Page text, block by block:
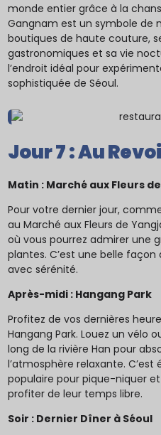
monde entier grâce à la
Gangnam est un symbole de
boutiques de haute couture,
gastronomiques et sa vie
l’endroit idéal pour
sophistiquée de Séoul.
Jour 7 : Au
Matin : Marché aux Fleurs
Pour votre dernier jour,
au Marché aux Fleurs de
où vous pourrez admirer une
plantes. C’est une belle
avec sérénité.
Après-midi : Hangang Park
Profitez de vos dernières
Hangang Park. Louez un vélo
long de la rivière Han pour
l’atmosphère relaxante.
populaire pour pique-niquer
profiter de leur temps libre.
Soir : Dernier Dîner à Séoul